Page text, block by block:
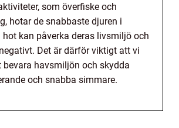
som överfiske och
hotar de snabbaste djuren i
hot kan påverka deras livsmiljö och
Det är därför viktigt att vi
bevara havsmiljön och skydda
och snabba simmare.